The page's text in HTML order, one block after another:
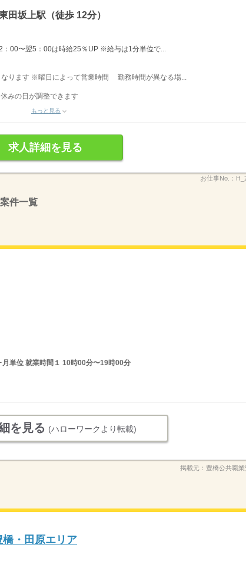
田坂上駅（徒歩 12分）
：00〜翌5：00は時給25％UP ※給与は1分単位で...
ります ※曜日によって営業時間 勤務時間が異なる場...
みの日が調整できます
もっと見る
求人詳細を見る
お仕事No.：
件一覧
単位 就業時間１ 10時00分〜19時00分
を見る (ハローワークより転載)
掲載元： 豊橋公共職
・田原エリア